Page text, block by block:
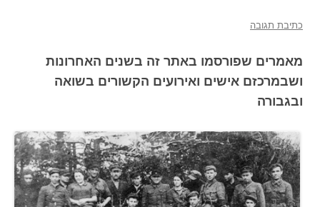
כתיבת תגובה
מאמרים שפורסמו באתר זה בשנים האחרונות
ושבמרכזם אישים ואירועים הקשורים בשואה
ובגבורה